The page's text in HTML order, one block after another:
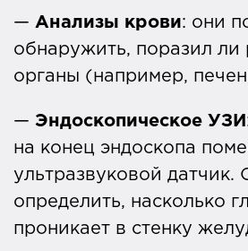
— Анализы крови: они
обнаружить, поразил ли
органы (например,
— Эндоскопическое УЗИ
на конец эндоскопа
ультразвуковой датчик.
определить, насколько
проникает в стенку